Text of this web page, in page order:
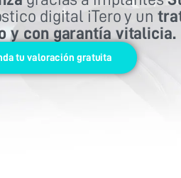
digital iTero y un
y con garantía vitalicia.
tu valoración gratuita